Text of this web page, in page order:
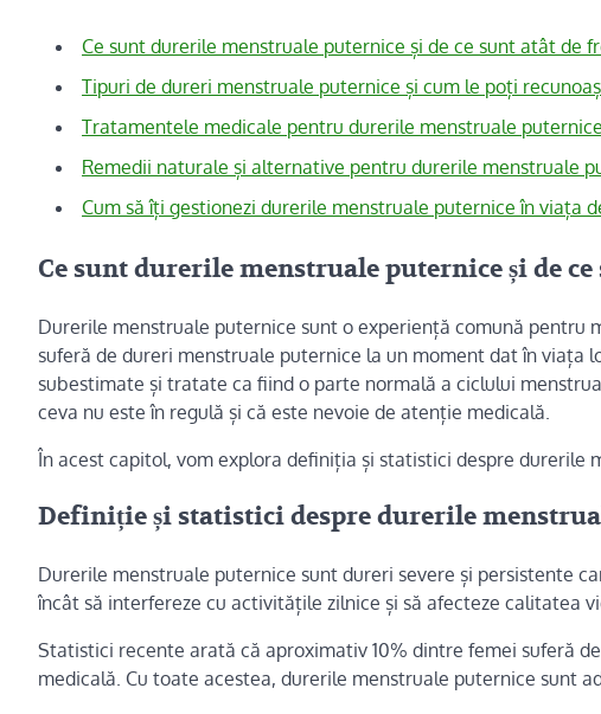
Ce sunt durerile menstruale puternice și de ce sunt atât de
Tipuri de dureri menstruale puternice și cum le poți
Tratamentele medicale pentru durerile menstruale puternice
Remedii naturale și alternative pentru durerile menstruale
Cum să îți gestionezi durerile menstruale puternice în viața
Ce sunt durerile menstruale puternice și de
Durerile menstruale puternice sunt o experiență comună
suferă de dureri menstruale puternice la un moment dat în viața
subestimate și tratate ca fiind o parte normală a ciclului
ceva nu este în regulă și că este nevoie de atenție medicală.
În acest capitol, vom explora definiția și statistici despre durerile
Definiție și statistici despre durerile
Durerile menstruale puternice sunt dureri severe și persistente
încât să interfereze cu activitățile zilnice și să afecteze calitatea
Statistici recente arată că aproximativ 10% dintre femei suferă
medicală. Cu toate acestea, durerile menstruale puternice sunt